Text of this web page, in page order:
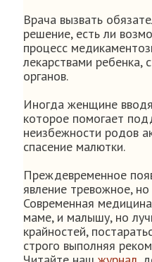
Врача вызвать
решение, есть ли
процесс
лекарствами ребенка,
органов.
Иногда женщине
которое помогает
неизбежности родов
спасение малютки.
Преждевременное
явление тревожное,
Современная
маме, и малышу, но
крайностей,
строго выполняя